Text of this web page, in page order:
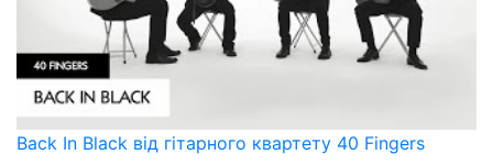
Back In Black від гітарного квартету 40 Fingers